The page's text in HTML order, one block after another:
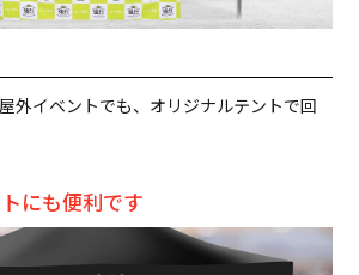
外イベントでも、オリジナルテントで回
にも便利です